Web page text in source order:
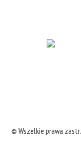
© Wszelkie prawa